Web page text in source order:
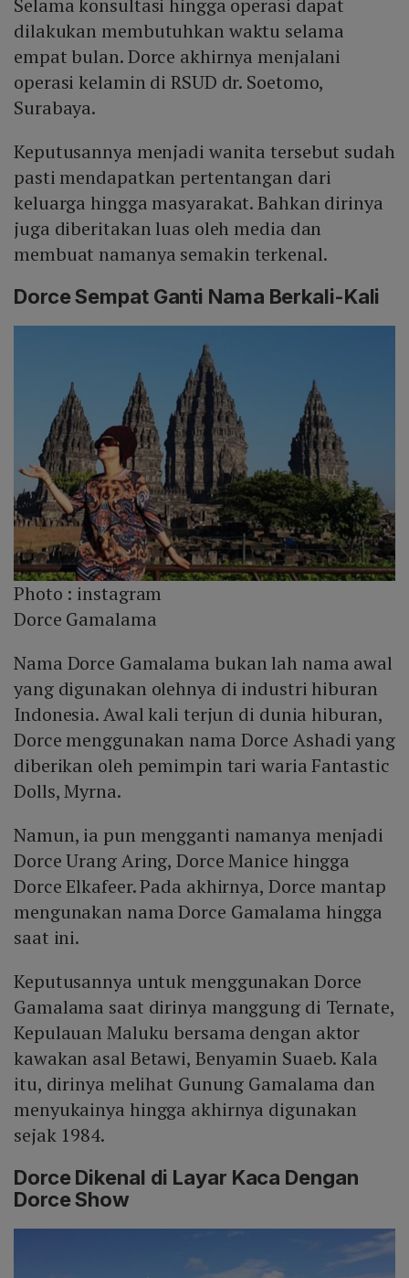
Selama konsultasi hingga operasi dapat
dilakukan membutuhkan waktu selama
empat bulan. Dorce akhirnya menjalani
operasi kelamin di RSUD dr. Soetomo,
Surabaya.
Keputusannya menjadi wanita tersebut sudah
pasti mendapatkan pertentangan dari
keluarga hingga masyarakat. Bahkan dirinya
juga diberitakan luas oleh media dan
membuat namanya semakin terkenal.
Dorce Sempat Ganti Nama Berkali-Kali
Photo : instagram
Dorce Gamalama
Nama Dorce Gamalama bukan lah nama awal
yang digunakan olehnya di industri hiburan
Indonesia. Awal kali terjun di dunia hiburan,
Dorce menggunakan nama Dorce Ashadi yang
diberikan oleh pemimpin tari waria Fantastic
Dolls, Myrna.
Namun, ia pun mengganti namanya menjadi
Dorce Urang Aring, Dorce Manice hingga
Dorce Elkafeer. Pada akhirnya, Dorce mantap
mengunakan nama Dorce Gamalama hingga
saat ini.
Keputusannya untuk menggunakan Dorce
Gamalama saat dirinya manggung di Ternate,
Kepulauan Maluku bersama dengan aktor
kawakan asal Betawi, Benyamin Suaeb. Kala
itu, dirinya melihat Gunung Gamalama dan
menyukainya hingga akhirnya digunakan
sejak 1984.
Dorce Dikenal di Layar Kaca Dengan
Dorce Show